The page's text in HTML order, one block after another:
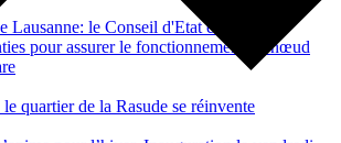
Lausanne: le Conseil d'Etat et la Ville
pour assurer le fonctionnement du nœud
quartier de la Rasude se réinvente